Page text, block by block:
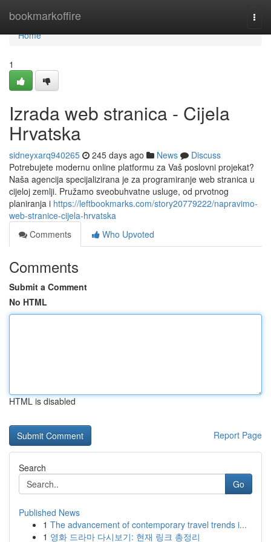
bookmarkoffire
Home
Home
1
Izrada web stranica - Cijela
Hrvatska
sidneyxarq940265 245 days ago News
Discuss
Potrebujete modernu online platformu za Vaš poslovni projekat?
Naša agencija specijalizirana je za programiranje web stranica u
cijeloj zemlji. Pružamo sveobuhvatne usluge, od prvotnog
planiranja i https://leftbookmarks.com/story20779222/napravimo-
web-stranice-cijela-hrvatska
Comments
Who Upvoted
Comments
Submit a Comment
No HTML
HTML is disabled
Report Page
Search
Go
Published News
1 The advancement of contemporary travel trends i...
1 영화 드라마 다시보기: 현재 링크 총정리